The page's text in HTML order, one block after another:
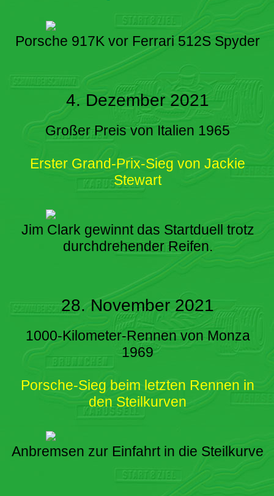
Porsche 917K vor Ferrari 512S Spyder
4. Dezember 2021
Großer Preis von Italien 1965
Erster Grand-Prix-Sieg von Jackie
Stewart
Jim Clark gewinnt das Startduell trotz
durchdrehender Reifen.
28. November 2021
1000-Kilometer-Rennen von Monza
1969
Porsche-Sieg beim letzten Rennen in
den Steilkurven
Anbremsen zur Einfahrt in die Steilkurve